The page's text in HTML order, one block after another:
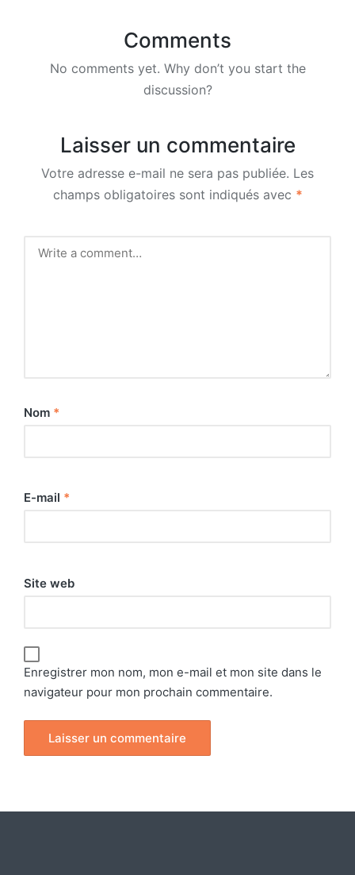
Comments
No comments yet. Why don’t you start the
discussion?
Laisser un commentaire
Votre adresse e-mail ne sera pas publiée. Les
champs obligatoires sont indiqués avec *
Nom *
E-mail *
Site web
Enregistrer mon nom, mon e-mail et mon site dans le
navigateur pour mon prochain commentaire.